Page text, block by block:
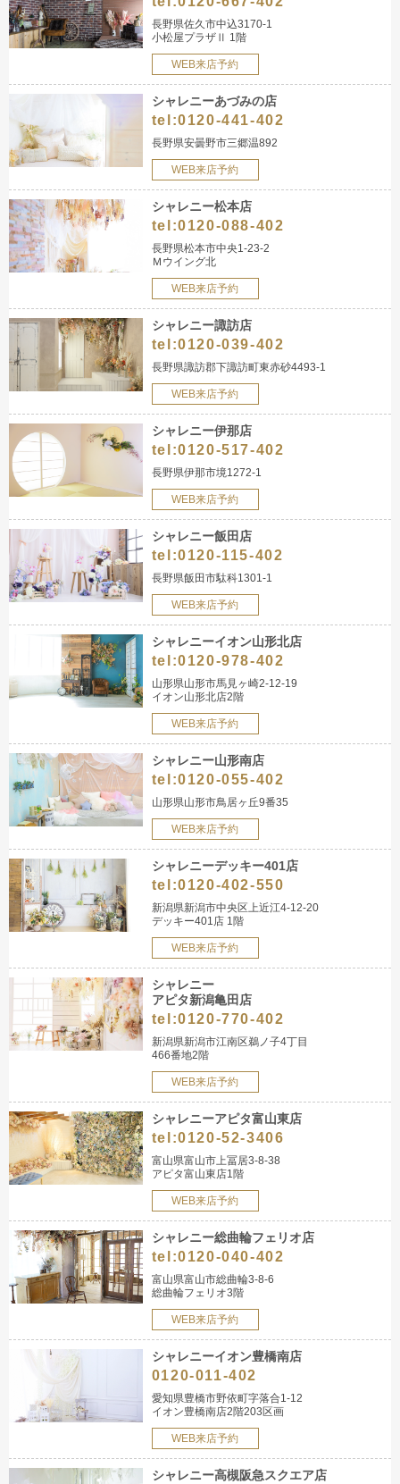
長野県佐久市中込3170-1
小松屋プラザⅡ 1階
WEB来店予約
シャレニーあづみの店
tel:0120-441-402
長野県安曇野市三郷温892
WEB来店予約
シャレニー松本店
tel:0120-088-402
長野県松本市中央1-23-2
Ｍウイング北
WEB来店予約
シャレニー諏訪店
tel:0120-039-402
長野県諏訪郡下諏訪町東赤砂4493-1
WEB来店予約
シャレニー伊那店
tel:0120-517-402
長野県伊那市境1272-1
WEB来店予約
シャレニー飯田店
tel:0120-115-402
長野県飯田市駄科1301-1
WEB来店予約
シャレニーイオン山形北店
tel:0120-978-402
山形県山形市馬見ヶ崎2-12-19
イオン山形北店2階
WEB来店予約
シャレニー山形南店
tel:0120-055-402
山形県山形市鳥居ヶ丘9番35
WEB来店予約
シャレニーデッキー401店
tel:0120-402-550
新潟県新潟市中央区上近江4-12-20
デッキー401店 1階
WEB来店予約
シャレニー
アピタ新潟亀田店
tel:0120-770-402
新潟県新潟市江南区鵜ノ子4丁目
466番地2階
WEB来店予約
シャレニーアピタ富山東店
tel:0120-52-3406
富山県富山市上冨居3-8-38
アピタ富山東店1階
WEB来店予約
シャレニー総曲輪フェリオ店
tel:0120-040-402
富山県富山市総曲輪3-8-6
総曲輪フェリオ3階
WEB来店予約
シャレニーイオン豊橋南店
0120-011-402
愛知県豊橋市野依町字落合1-12
イオン豊橋南店2階203区画
WEB来店予約
シャレニー高槻阪急スクエア店